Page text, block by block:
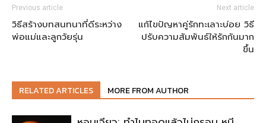
Previous article
วิธีสร้างบทสนทนาที่ดีระหว่าง
พ่อแม่และลูกวัยรุ่น
Next article
แก้ไขปัญหาคู่รักทะเลาะบ่อย วิธี
ปรับความสัมพันธ์ให้รักกันมาก
ขึ้น
RELATED ARTICLES MORE FROM AUTHOR